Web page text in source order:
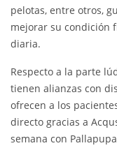
pelotas, entre otros,
mejorar su condición
diaria.
Respecto a la parte
tienen alianzas con
ofrecen a los
directo gracias a
semana con